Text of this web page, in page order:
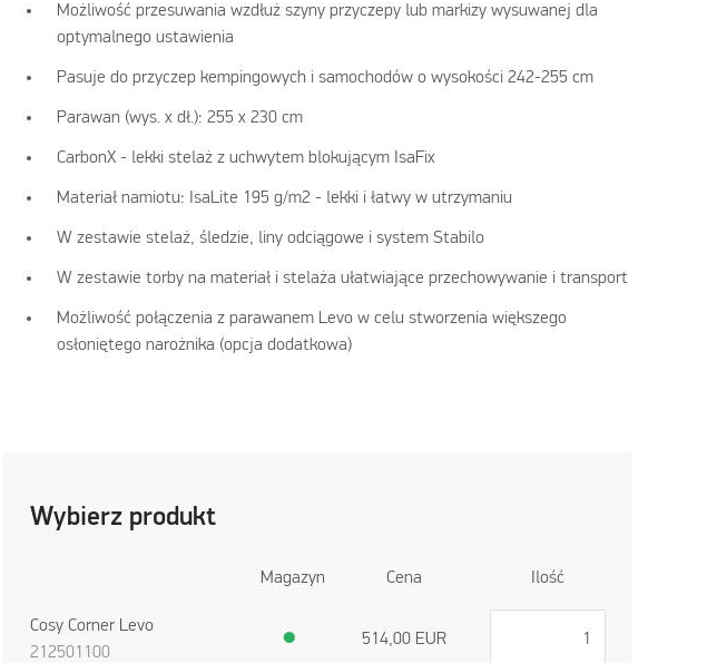
Możliwość przesuwania wzdłuż szyny przyczepy lub markizy wysuwanej dla
optymalnego ustawienia
Pasuje do przyczep kempingowych i samochodów o wysokości 242-255 cm
Parawan (wys. x dł.): 255 x 230 cm
CarbonX - lekki stelaż z uchwytem blokującym IsaFix
Materiał namiotu: IsaLite 195 g/m2 - lekki i łatwy w utrzymaniu
W zestawie stelaż, śledzie, liny odciągowe i system Stabilo
W zestawie torby na materiał i stelaża ułatwiające przechowywanie i transport
Możliwość połączenia z parawanem Levo w celu stworzenia większego
osłoniętego narożnika (opcja dodatkowa)
Wybierz produkt
Magazyn Cena Ilość
Cosy Corner Levo
212501100
● 514,00 EUR